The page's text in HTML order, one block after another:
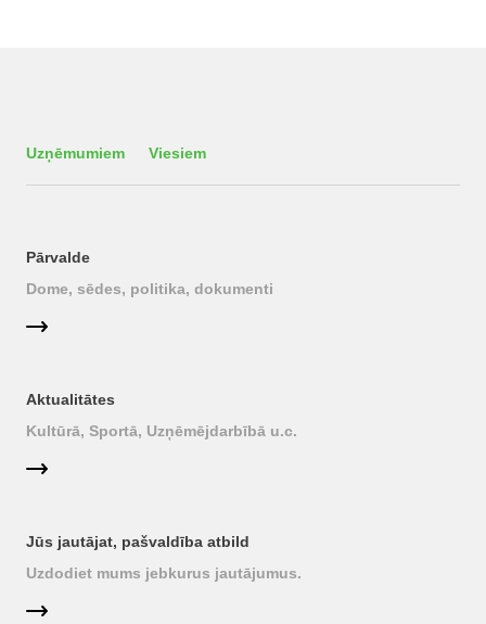
Uzņēmumiem Viesiem
Pārvalde
Dome, sēdes, politika, dokumenti
Aktualitātes
Kultūrā, Sportā, Uzņēmējdarbībā u.c.
Jūs jautājat, pašvaldība atbild
Uzdodiet mums jebkurus jautājumus.